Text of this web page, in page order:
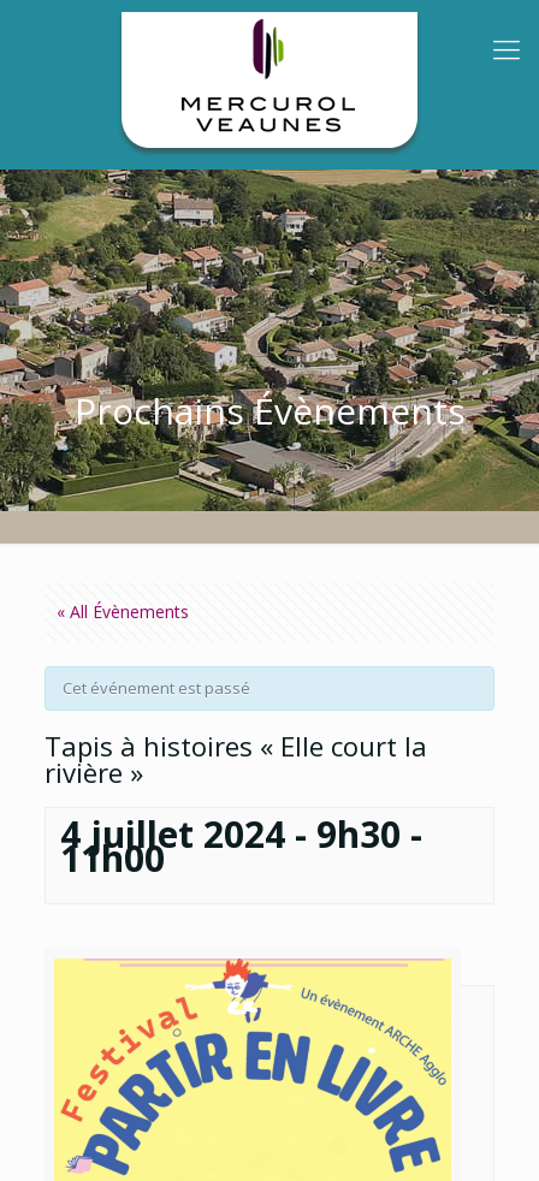
Prochains Évènements
« All Évènements
Cet événement est passé
Tapis à histoires « Elle court la
rivière »
4 juillet 2024 - 9h30 -
11h00